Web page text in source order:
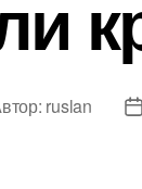
ruslan